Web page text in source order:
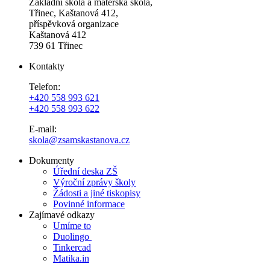
Třinec, Kaštanová 412,
příspěvková organizace
Kaštanová 412
739 61 Třinec
Kontakty
Telefon:
+420 558 993 621
+420 558 993 622
E-mail:
skola@zsamskastanova.cz
Dokumenty
Úřední deska ZŠ
Výroční zprávy školy
Žádosti a jiné tiskopisy
Povinné informace
Zajímavé odkazy
Umíme to
Duolingo
Tinkercad
Matika.in